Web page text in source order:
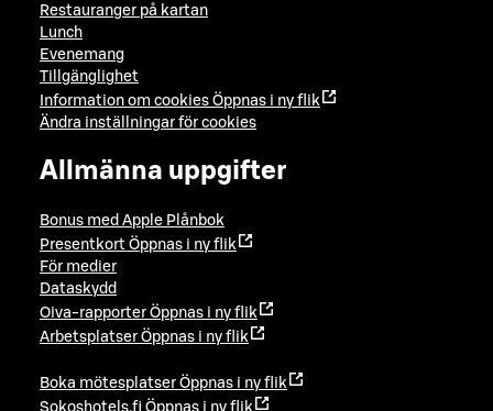
Restauranger på kartan
Lunch
Evenemang
Tillgänglighet
Information om cookies Öppnas i ny flik
Ändra inställningar för cookies
Allmänna uppgifter
Bonus med Apple Plånbok
Presentkort Öppnas i ny flik
För medier
Dataskydd
Oiva-rapporter Öppnas i ny flik
Arbetsplatser Öppnas i ny flik
Boka mötesplatser Öppnas i ny flik
Sokoshotels.fi Öppnas i ny flik